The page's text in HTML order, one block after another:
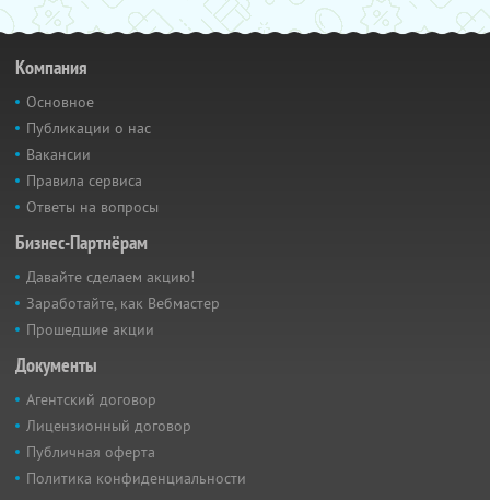
Компания
Основное
Публикации о нас
Вакансии
Правила сервиса
Ответы на вопросы
Бизнес-Партнёрам
Давайте сделаем акцию!
Заработайте, как Вебмастер
Прошедшие акции
Документы
Агентский договор
Лицензионный договор
Публичная оферта
Политика конфиденциальности